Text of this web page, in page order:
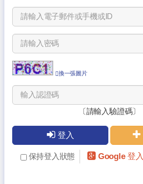
換一張圖片
〔請輸入驗證碼〕
登入
保持登入狀態 Google 登入